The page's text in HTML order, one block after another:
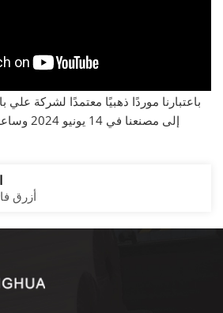
باعتبارنا موردًا ذهبيًا معتمدًا لشركة
إلى
أزرق فاتح